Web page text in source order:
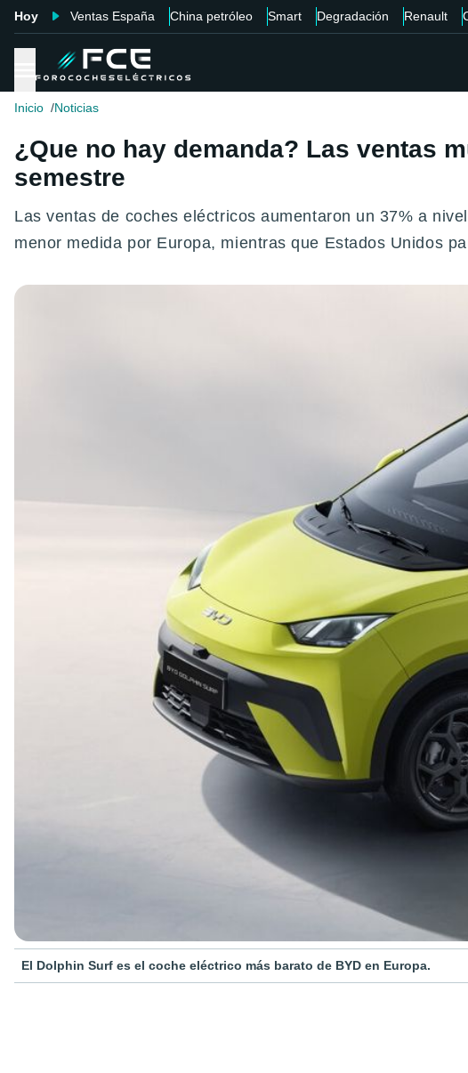
Hoy Ventas España China petróleo Smart Degradación Renault
Inicio Noticias
¿Que no hay demanda? Las ventas
semestre
Las ventas de coches eléctricos aumentaron un 37% a
menor medida por Europa, mientras que Estados Unidos
El Dolphin Surf es el coche eléctrico más barato de BYD en Europa.